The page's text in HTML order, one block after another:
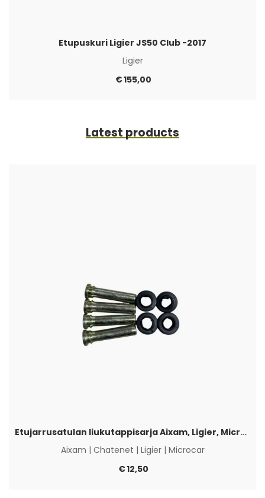
Etupuskuri Ligier JS50 Club -2017
Ligier
€155,00
Latest products
Etujarrusatulan liukutappisarja Aixam, Ligier, Microcar & Chatenet
Aixam | Chatenet | Ligier| Microcar
€12,50